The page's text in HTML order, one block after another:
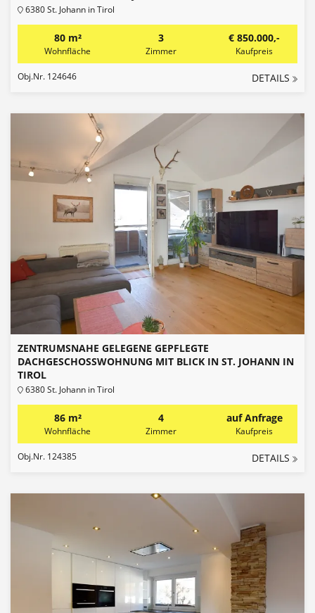
6380 St. Johann in Tirol
80 m²
Wohnfläche
3
Zimmer
€ 850.000,-
Kaufpreis
Obj.Nr. 124646 DETAILS
ZENTRUMSNAHE GELEGENE GEPFLEGTE
DACHGESCHOSSWOHNUNG MIT BLICK IN ST. JOHANN IN
TIROL
6380 St. Johann in Tirol
86 m²
Wohnfläche
4
Zimmer
auf Anfrage
Kaufpreis
Obj.Nr. 124385 DETAILS